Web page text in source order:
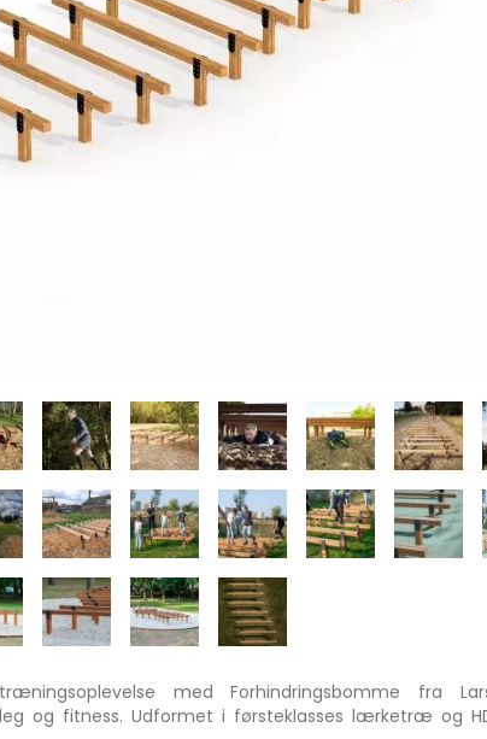
med Forhindringsbomme fra
og fitness. Udformet i førsteklasses lærketræ og